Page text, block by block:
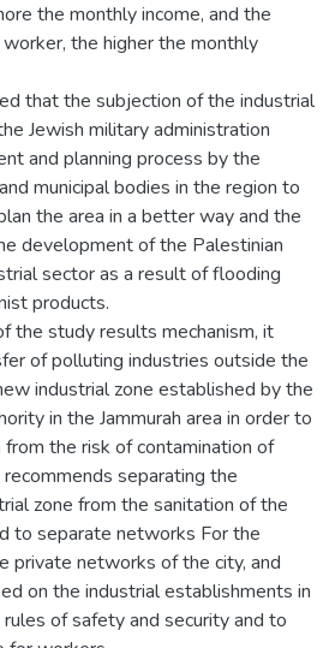
the monthly income, and the
the higher the monthly
that the subjection of the industrial
Jewish military administration
and planning process by the
municipal bodies in the region to
the area in a better way and the
development of the Palestinian
sector as a result of flooding
products.
the study results mechanism, it
of polluting industries outside the
industrial zone established by the
in the Jammurah area in order to
the risk of contamination of
separating the
zone from the sanitation of the
to separate networks For the
private networks of the city, and
on the industrial establishments in
of safety and security and to